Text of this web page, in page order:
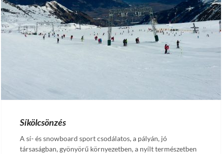
Síkölcsönzés
A sí- és snowboard sport csodálatos, a pályán, jó
társaságban, gyönyörű környezetben, a nyílt természetben